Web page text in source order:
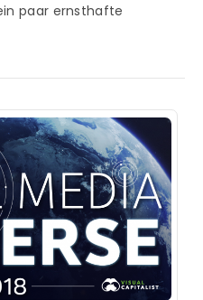
paar ernsthafte